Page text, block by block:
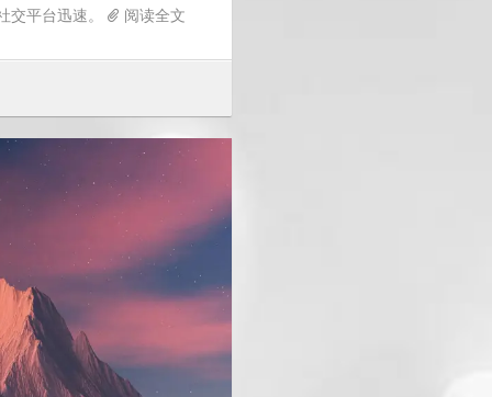
交平台迅速。 阅读全文